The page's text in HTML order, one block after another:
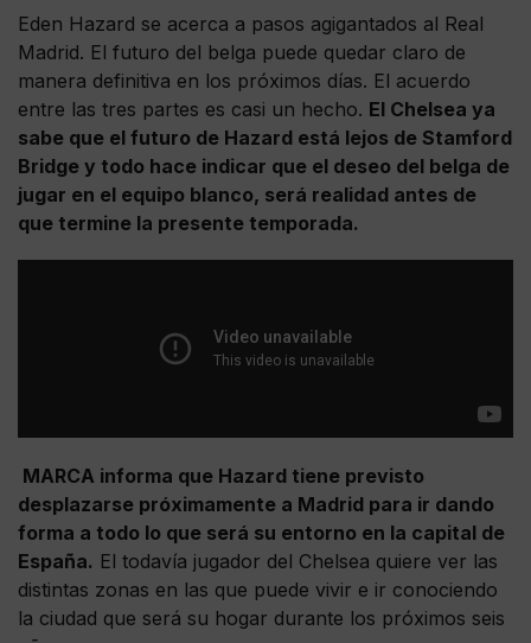
Eden Hazard se acerca a pasos agigantados al Real
Madrid. El futuro del belga puede quedar claro de
manera definitiva en los próximos días. El acuerdo
entre las tres partes es casi un hecho. El Chelsea ya
sabe que el futuro de Hazard está lejos de Stamford
Bridge y todo hace indicar que el deseo del belga de
jugar en el equipo blanco, será realidad antes de
que termine la presente temporada.
MARCA informa que Hazard tiene previsto
desplazarse próximamente a Madrid para ir dando
forma a todo lo que será su entorno en la capital de
España. El todavía jugador del Chelsea quiere ver las
distintas zonas en las que puede vivir e ir conociendo
la ciudad que será su hogar durante los próximos seis